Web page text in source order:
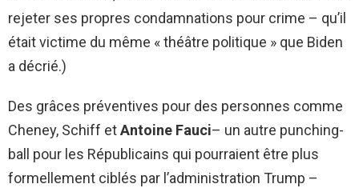
rejeter ses propres condamnations pour crime – qu’il
était victime du même « théâtre politique » que Biden
a décrié.)
Des grâces préventives pour des personnes comme
Cheney, Schiff etAntoine Fauci– un autre punching-
ball pour les Républicains qui pourraient être plus
formellement ciblés par l’administration Trump –